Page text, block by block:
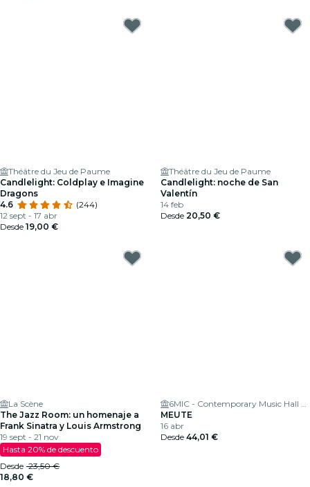
Théâtre du Jeu de Paume
Candlelight: Coldplay e Imagine
Dragons
4.6
(244)
12 sept - 17 abr
Desde 19,00 €
Théâtre du Jeu de Paume
Candlelight: noche de San
Valentín
14 feb
Desde 20,50 €
La Scène
The Jazz Room: un homenaje a
Frank Sinatra y Louis Armstrong
19 sept - 21 nov
Hasta 20% de descuento
Desde 23,50 €
18,80 €
6MIC - Contemporary Music Hall of the Pays d'Aix
MEUTE
16 abr
Desde 44,01 €